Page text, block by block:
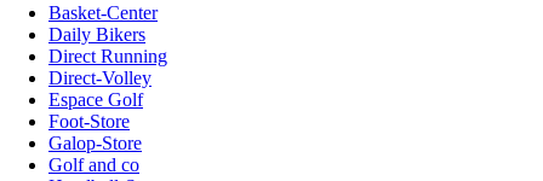
Basket-Center
Daily Bikers
Direct Running
Direct-Volley
Espace Golf
Foot-Store
Galop-Store
Golf and co